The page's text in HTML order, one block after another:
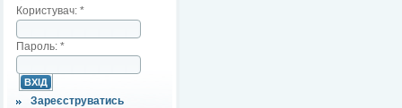
Користувач: *
Пароль: *
Зареєструватись